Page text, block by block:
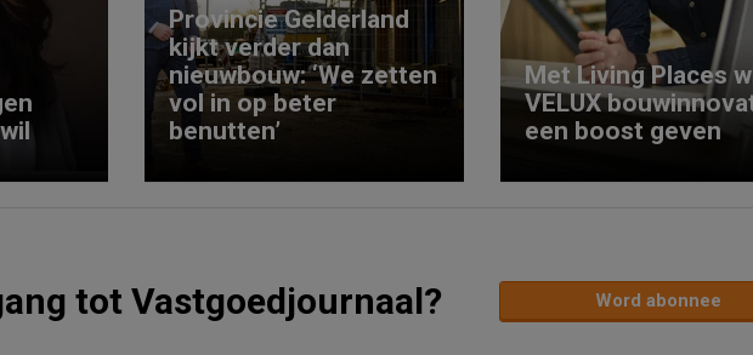
Provincie Gelderland
kijkt verder dan
nieuwbouw: ‘We zetten
vol in op beter
benutten’
Met Living Places
VELUX
een boost geven
tot Vastgoedjournaal? Word abonnee